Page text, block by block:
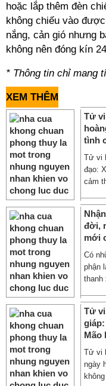
hoặc lắp thêm đèn
không chiếu vào
nắng, cản gió nhưng
không nên đóng kín
* Thông tin chỉ mang
XEM THÊM
Tử vi
tình
Tử vi
đạo:
cảm
đời,
mới
Có
phận
thanh
Tử vi
Mão
Tử vi
ngày